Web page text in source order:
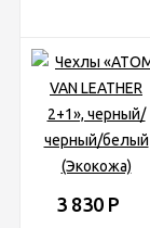
3 830 Р